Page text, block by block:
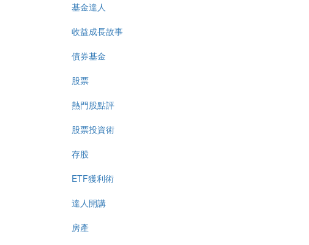
基金達人
收益成長故事
債券基金
股票
熱門股點評
股票投資術
存股
ETF獲利術
達人開講
房產